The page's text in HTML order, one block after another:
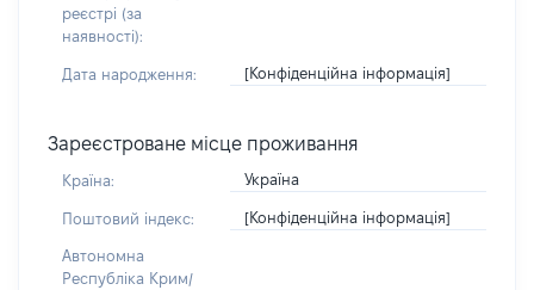
реєстрі (за
наявності):
Дата народження: [Конфіденційна інформація]
Зареєстроване місце проживання
Країна: Україна
Поштовий індекс: [Конфіденційна інформація]
Автономна
Республіка Крим/